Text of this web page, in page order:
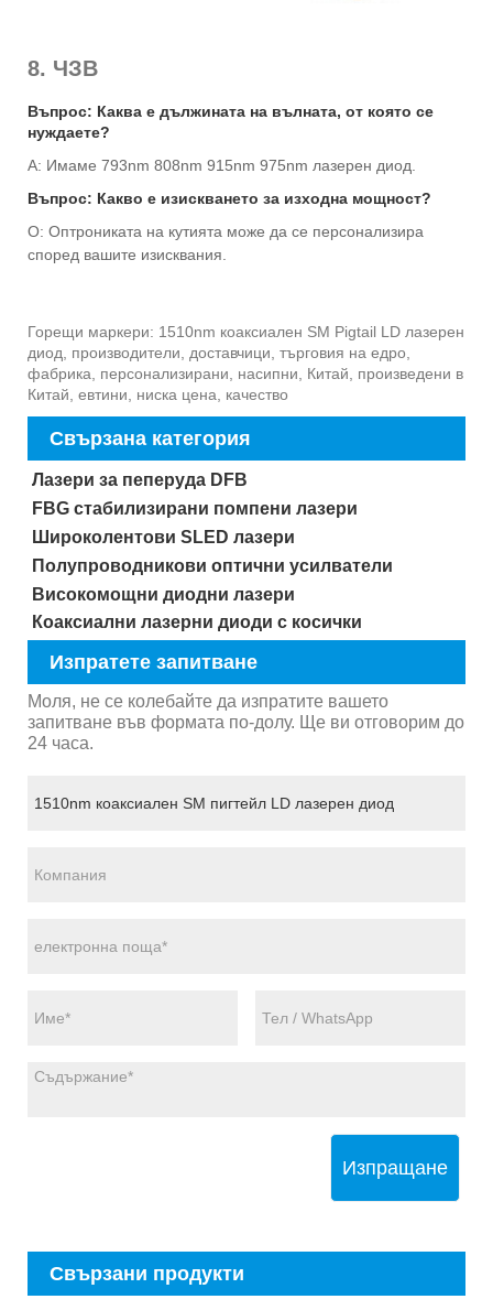
8. ЧЗВ
Въпрос: Каква е дължината на вълната, от която се
нуждаете?
A: Имаме 793nm 808nm 915nm 975nm лазерен диод.
Въпрос: Какво е изискването за изходна мощност?
О: Оптрониката на кутията може да се персонализира
според вашите изисквания.
Горещи маркери: 1510nm коаксиален SM Pigtail LD лазерен
диод, производители, доставчици, търговия на едро,
фабрика, персонализирани, насипни, Китай, произведени в
Китай, евтини, ниска цена, качество
Свързана категория
Лазери за пеперуда DFB
FBG стабилизирани помпени лазери
Широколентови SLED лазери
Полупроводникови оптични усилватели
Високомощни диодни лазери
Коаксиални лазерни диоди с косички
Изпратете запитване
Моля, не се колебайте да изпратите вашето
запитване във формата по-долу. Ще ви отговорим до
24 часа.
Изпращане
Свързани продукти